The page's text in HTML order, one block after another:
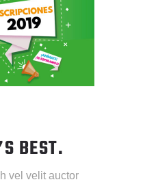
BEST.
vel velit auctor